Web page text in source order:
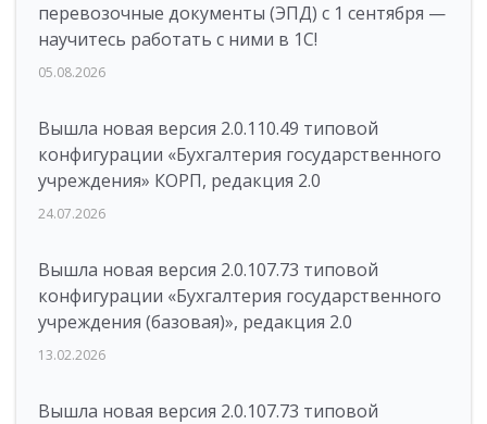
перевозочные документы (ЭПД) с 1 сентября —
научитесь работать с ними в 1С!
05.08.2026
Вышла новая версия 2.0.110.49 типовой
конфигурации «Бухгалтерия государственного
учреждения» КОРП, редакция 2.0
24.07.2026
Вышла новая версия 2.0.107.73 типовой
конфигурации «Бухгалтерия государственного
учреждения (базовая)», редакция 2.0
13.02.2026
Вышла новая версия 2.0.107.73 типовой